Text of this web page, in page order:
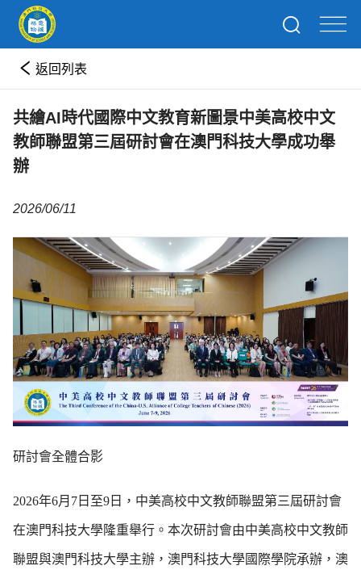
返回列表
共繪AI時代國際中文教育新圖景中美高校中文
教師聯盟第三屆研討會在澳門科技大學成功舉
辦
2026/06/11
研討會全體合影
2026年6月7日至9日，中美高校中文教師聯盟第三屆研討會
在澳門科技大學隆重舉行。本次研討會由中美高校中文教師
聯盟與澳門科技大學主辦，澳門科技大學國際學院承辦，澳